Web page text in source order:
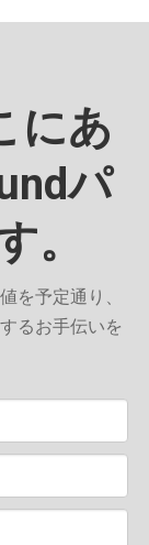
にあ
パ
。
を予定通り、
るお手伝いを